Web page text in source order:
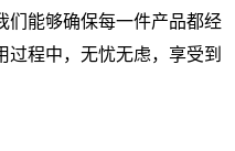
们能够确保每一件产品都经
程中，无忧无虑，享受到